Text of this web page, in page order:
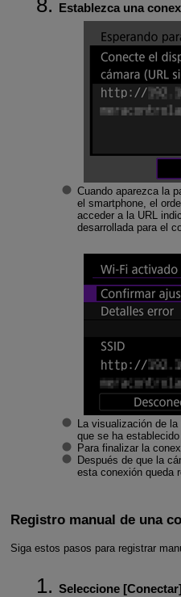
Establezca una
Cuando aparezca la
el smartphone, el
acceder a la URL
desarrollada para el
La visualización de
que se ha
Para finalizar la
Después de que la
esta conexión queda
Registro manual de una
Siga estos pasos para registrar
Seleccione [Conectar